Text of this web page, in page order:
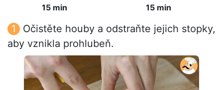
15 min
15 min
Očistěte houby a odstraňte jejich stopky,
aby vznikla prohlubeň.